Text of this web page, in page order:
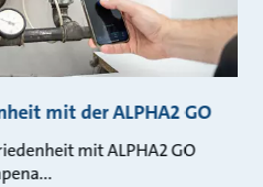
mit der ALPHA2 GO
mit ALPHA2 GO